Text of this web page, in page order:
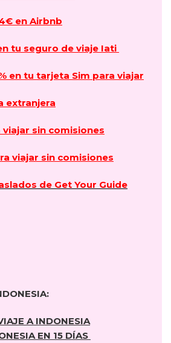
en Airbnb
tu seguro de viaje Iati
en tu tarjeta Sim para viajar
extranjera
sin comisiones
viajar sin comisiones
de Get Your Guide
A INDONESIA
EN 15 DÍAS